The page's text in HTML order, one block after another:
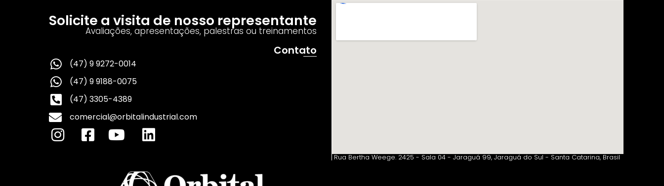
Solicite a visita de nosso representante
Avaliações, apresentações, palestras ou treinamentos
Contato
(47) 9 9272-0014
(47) 9 9188-0075
(47) 3305-4389
comercial@orbitalindustrial.com
Rua Bertha Weege. 2425 - Sala 04 - Jaraguá 99, Jaraguá do Sul - Santa Catarina, Brasil